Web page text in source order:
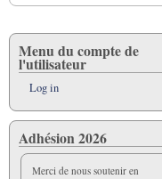
links
for
Les
statuts
Menu du compte de
l'utilisateur
Log in
Adhésion 2026
Merci de nous soutenir en